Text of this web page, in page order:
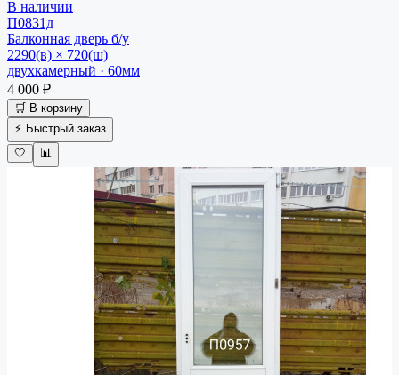
В наличии
П0831д
Балконная дверь б/у
2290(в) × 720(ш)
двухкамерный · 60мм
4 000 ₽
🛒 В корзину
⚡ Быстрый заказ
🤍
📊